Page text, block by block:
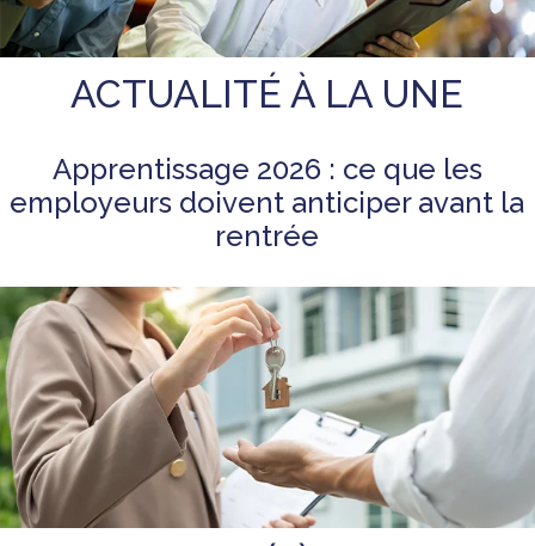
ACTUALITÉ À LA UNE
Apprentissage 2026 : ce que les
employeurs doivent anticiper avant la
rentrée